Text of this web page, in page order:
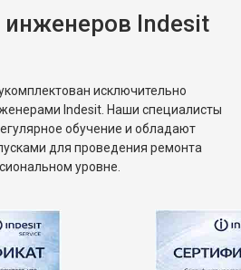
Indesit
исключительно
Indesit. Наши специалисты
обучение и обладают
для проведения ремонта
уровне.